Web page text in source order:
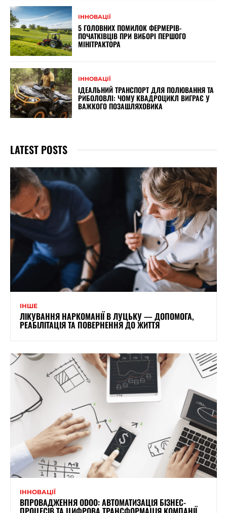
ІННОВАЦІЇ
5 ГОЛОВНИХ ПОМИЛОК ФЕРМЕРІВ-
ПОЧАТКІВЦІВ ПРИ ВИБОРІ ПЕРШОГО
МІНІТРАКТОРА
ІННОВАЦІЇ
ІДЕАЛЬНИЙ ТРАНСПОРТ ДЛЯ ПОЛЮВАННЯ ТА
РИБОЛОВЛІ: ЧОМУ КВАДРОЦИКЛ ВИГРАЄ У
ВАЖКОГО ПОЗАШЛЯХОВИКА
LATEST POSTS
ІНШЕ
ЛІКУВАННЯ НАРКОМАНІЇ В ЛУЦЬКУ — ДОПОМОГА,
РЕАБІЛІТАЦІЯ ТА ПОВЕРНЕННЯ ДО ЖИТТЯ
ІННОВАЦІЇ
ВПРОВАДЖЕННЯ ODOO: АВТОМАТИЗАЦІЯ БІЗНЕС-